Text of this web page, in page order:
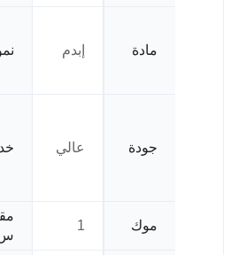
مادة إبدم
جودة عالي
موك 1